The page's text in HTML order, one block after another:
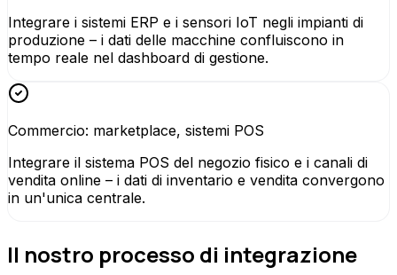
Integrare i sistemi ERP e i sensori IoT negli impianti di
produzione – i dati delle macchine confluiscono in
tempo reale nel dashboard di gestione.
Commercio: marketplace, sistemi POS
Integrare il sistema POS del negozio fisico e i canali di
vendita online – i dati di inventario e vendita convergono
in un'unica centrale.
Il nostro processo di integrazione